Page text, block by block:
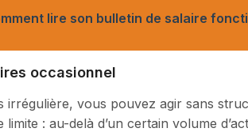
lire son bulletin de salaire
occasionnel
irrégulière, vous pouvez agir sans
: au-delà d’un certain volume